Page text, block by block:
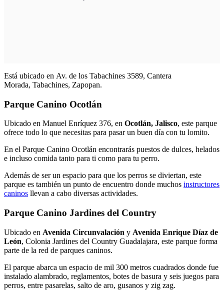
Está ubicado en Av. de los Tabachines 3589, Cantera
Morada, Tabachines, Zapopan.
Parque Canino Ocotlán
Ubicado en Manuel Enríquez 376, en Ocotlán, Jalisco, este parque
ofrece todo lo que necesitas para pasar un buen día con tu lomito.
En el Parque Canino Ocotlán encontrarás puestos de dulces, helados
e incluso comida tanto para ti como para tu perro.
Además de ser un espacio para que los perros se diviertan, este
parque es también un punto de encuentro donde muchos instructores
caninos llevan a cabo diversas actividades.
Parque Canino Jardines del Country
Ubicado en Avenida Circunvalación y Avenida Enrique Díaz de
León, Colonia Jardines del Country Guadalajara, este parque forma
parte de la red de parques caninos.
El parque abarca un espacio de mil 300 metros cuadrados donde fue
instalado alambrado, reglamentos, botes de basura y seis juegos para
perros, entre pasarelas, salto de aro, gusanos y zig zag.